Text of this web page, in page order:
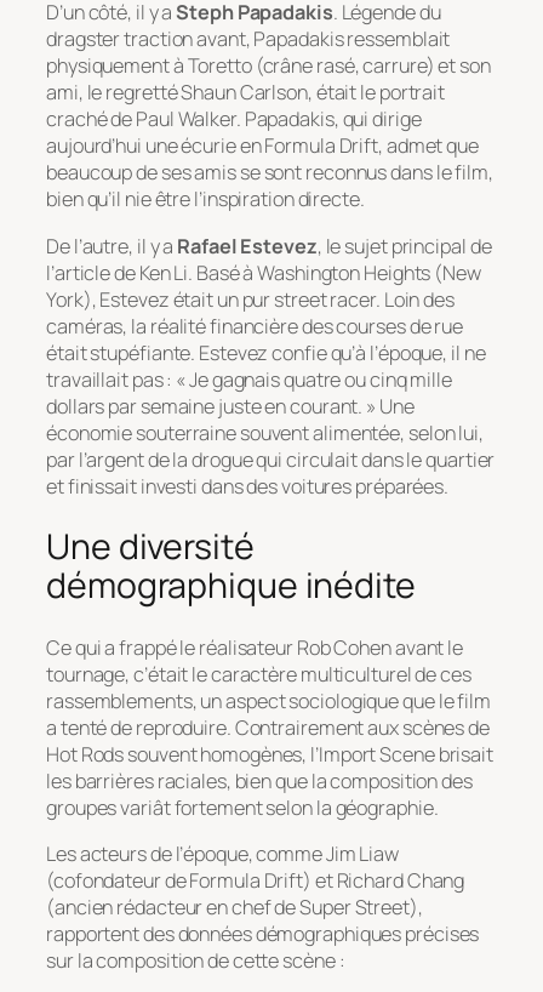
D’un côté, il y aSteph Papadakis. Légende du
dragster traction avant, Papadakis ressemblait
physiquement à Toretto (crâne rasé, carrure) et son
ami, le regretté Shaun Carlson, était le portrait
craché de Paul Walker. Papadakis, qui dirige
aujourd’hui une écurie en Formula Drift, admet que
beaucoup de ses amis se sont reconnus dans le film,
bien qu’il nie être l’inspiration directe.
De l’autre, il y a Rafael Estevez, le sujet principal de
l’article de Ken Li. Basé à Washington Heights (New
York), Estevez était un pur street racer. Loin des
caméras, la réalité financière des courses de rue
était stupéfiante. Estevez confie qu’à l’époque, il ne
travaillait pas : « Je gagnais quatre ou cinq mille
dollars par semaine juste en courant. » Une
économie souterraine souvent alimentée, selon lui,
par l’argent de la drogue qui circulait dans le quartier
et finissait investi dans des voitures préparées.
Une diversité
démographique inédite
Ce qui a frappé le réalisateur Rob Cohen avant le
tournage, c’était le caractère multiculturel de ces
rassemblements, un aspect sociologique que le film
a tenté de reproduire. Contrairement aux scènes de
Hot Rods souvent homogènes, l’Import Scene brisait
les barrières raciales, bien que la composition des
groupes variât fortement selon la géographie.
Les acteurs de l’époque, comme Jim Liaw
(cofondateur de Formula Drift) et Richard Chang
(ancien rédacteur en chef deSuper Street),
rapportent des données démographiques précises
sur la composition de cette scène :